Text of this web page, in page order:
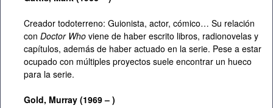
Creador todoterreno: Guionista, actor, cómico… Su relación
con Doctor Who viene de haber escrito libros, radionovelas y
capítulos, además de haber actuado en la serie. Pese a estar
ocupado con múltiples proyectos suele encontrar un hueco
para la serie.
Gold, Murray (1969 – )